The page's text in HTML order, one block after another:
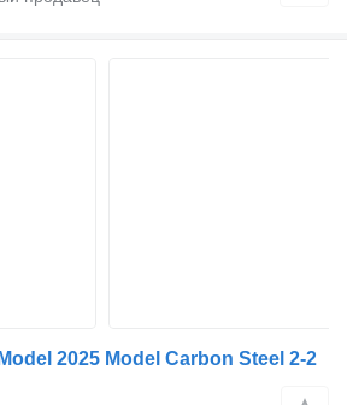
2025 Model Carbon Steel 2-2